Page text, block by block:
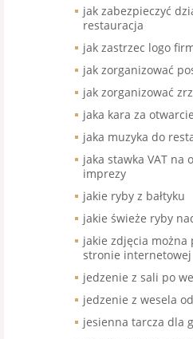
jak zabezpieczyć
restauracja
jak zastrzec logo
jak zorganizować
jak zorganizować
jaka kara za
jaka muzyka do
jaka stawka VAT na
imprezy
jakie ryby z bałtyku
jakie świeże ryby
jakie zdjęcia można
stronie internetowej
jedzenie z sali po
jedzenie z wesela
jesienna tarcza dla